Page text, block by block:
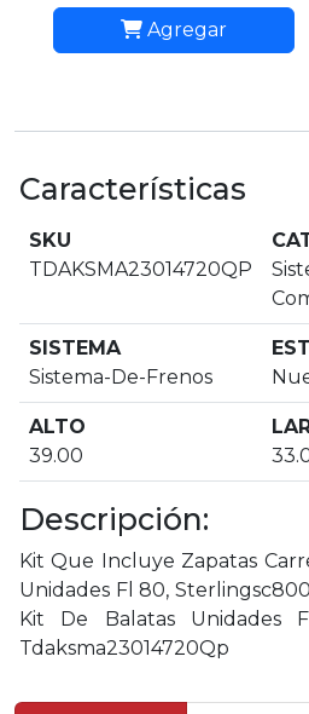
Agregar
Características
SKU
TDAKSMA23014720QP
SISTEMA
Sistema-De-Frenos
ALTO
39.00
Descripción:
Kit Que Incluye Zapatas
Unidades Fl 80,
Kit De Balatas Unidades
Tdaksma23014720Qp